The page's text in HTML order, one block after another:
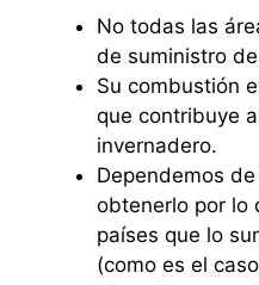
No todas las
de suministro
Su combustión
que contribuye
invernadero.
Dependemos
obtenerlo por lo
países que lo
(como es el